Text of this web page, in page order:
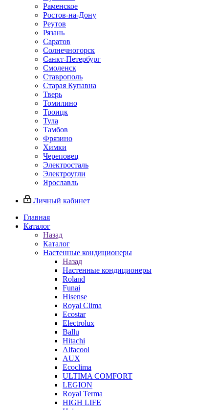
Раменское
Ростов-на-Дону
Реутов
Рязань
Саратов
Солнечногорск
Санкт-Петербург
Смоленск
Ставрополь
Старая Купавна
Тверь
Томилино
Троицк
Тула
Тамбов
Фрязино
Химки
Череповец
Электросталь
Электроугли
Ярославль
Личный кабинет
Главная
Каталог
Назад
Каталог
Настенные кондиционеры
Назад
Настенные кондиционеры
Roland
Funai
Hisense
Royal Clima
Ecostar
Electrolux
Ballu
Hitachi
Alfacool
AUX
Ecoclima
ULTIMA COMFORT
LEGION
Royal Terma
HIGH LIFE